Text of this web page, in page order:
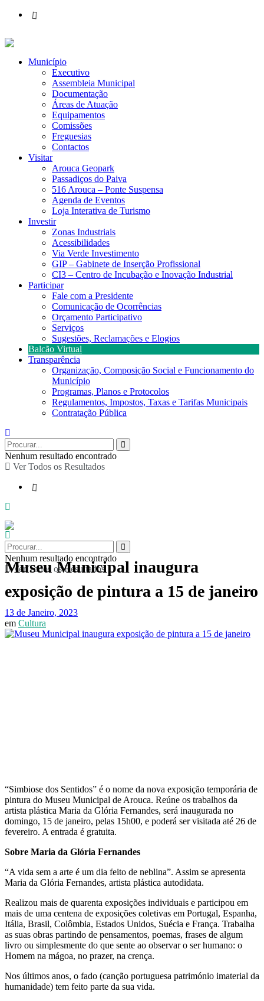
Município
Executivo
Assembleia Municipal
Documentação
Áreas de Atuação
Equipamentos
Comissões
Freguesias
Contactos
Visitar
Arouca Geopark
Passadiços do Paiva
516 Arouca – Ponte Suspensa
Agenda de Eventos
Loja Interativa de Turismo
Investir
Zonas Industriais
Acessibilidades
Via Verde Investimento
GIP – Gabinete de Inserção Profissional
CI3 – Centro de Incubação e Inovação Industrial
Participar
Fale com a Presidente
Comunicação de Ocorrências
Orçamento Participativo
Serviços
Sugestões, Reclamações e Elogios
Balcão Virtual
Transparência
Organização, Composição Social e Funcionamento do
Município
Programas, Planos e Protocolos
Regulamentos, Impostos, Taxas e Tarifas Municipais
Contratação Pública
Nenhum resultado encontrado
Ver Todos os Resultados
Nenhum resultado encontrado
Ver Todos os Resultados
Museu Municipal inaugura
exposição de pintura a 15 de janeiro
13 de Janeiro, 2023
em Cultura
“Simbiose dos Sentidos” é o nome da nova exposição temporária de
pintura do Museu Municipal de Arouca. Reúne os trabalhos da
artista plástica Maria da Glória Fernandes, será inaugurada no
domingo, 15 de janeiro, pelas 15h00, e poderá ser visitada até 26 de
fevereiro. A entrada é gratuita.
Sobre Maria da Glória Fernandes
“A vida sem a arte é um dia feito de neblina”. Assim se apresenta
Maria da Glória Fernandes, artista plástica autodidata.
Realizou mais de quarenta exposições individuais e participou em
mais de uma centena de exposições coletivas em Portugal, Espanha,
Itália, Brasil, Colômbia, Estados Unidos, Suécia e França. Trabalha
as suas obras partindo de pensamentos, poemas, frases de algum
livro ou simplesmente do que sente ao observar o ser humano: o
Homem na mágoa, no prazer, na crença.
Nos últimos anos, o fado (canção portuguesa património imaterial da
humanidade) tem feito parte da sua vida.